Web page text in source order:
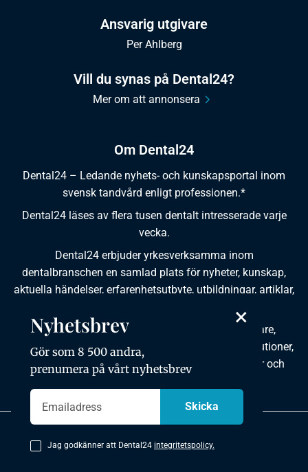
Om Dental24
Dental24 – Ledande nyhets- och kunskapsportal inom
svensk tandvård enligt professionen.*
Dental24 läses av flera tusen dentalt intresserade varje
vecka.
Dental24 erbjuder yrkesverksamma inom
dentalbranschen en samlad plats för nyheter, kunskap,
aktuella händelser, erfarenhetsutbyte, utbildningar, artiklar,
Dental24 produceras i samverkan med tandläkare,
tandhygienister, tandsköterskor, tandtekniker, institutioner,
kursgivare, föreningar, organisationer, leverantörer och
Ansvarig utgivare
Per Ahlberg
Vill du synas på Dental24?
Mer om att annonsera
Copyright © 2026 Dental24. All rights reserved.
×
Nyhetsbrev
Gör som 8 500 andra,
prenumera på vårt nyhetsbrev
Jag godkänner att Dental24 integritetspolicy.